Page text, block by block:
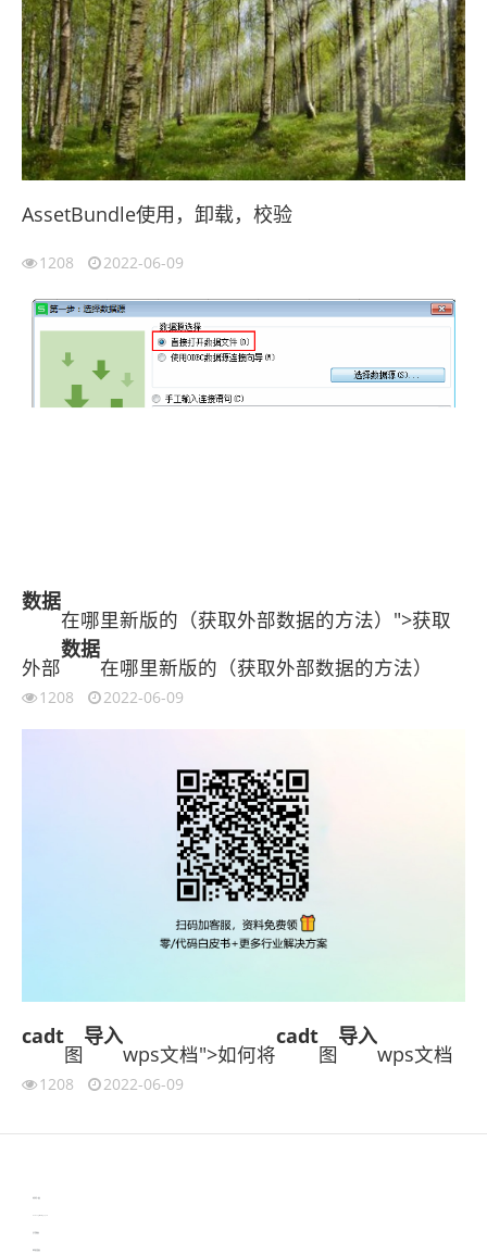
AssetBundle使用，卸载，校验
1208 2022-06-09
数据
在哪里新版的（获取外部数据的方法）">获取
外部
数据
在哪里新版的（获取外部数据的方法）
1208 2022-06-09
cadt
图
导入
wps文档">如何将
cadt
图
导入
wps文档
1208 2022-06-09